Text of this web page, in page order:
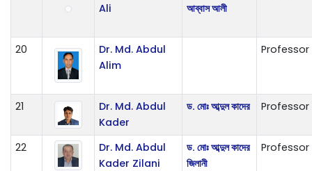
Ali
আব্বাস আলী
20
Dr. Md. Abdul
Alim
Professor
21
Dr. Md. Abdul
Kader
ড. মোঃ আব্দুল কাদের Professor
22
Dr. Md. Abdul
Kader Zilani
ড. মোঃ আব্দুল কাদের
জিলানী
Professor